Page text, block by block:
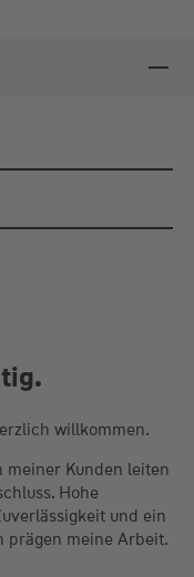
willkommen.
meiner Kunden leiten
Hohe
und ein
prägen meine Arbeit.